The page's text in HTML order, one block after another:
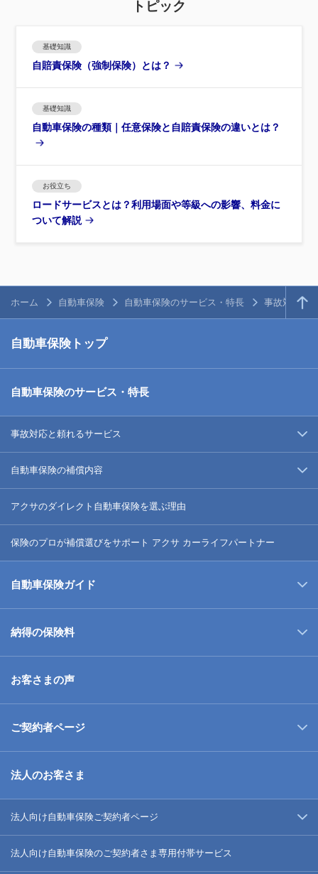
トピック
基礎知識
自賠責保険（強制保険）とは？
基礎知識
自動車保険の種類｜任意保険と自賠責保険の違いとは？
お役立ち
ロードサービスとは？利用場面や等級への影響、料金に
ついて解説
ホーム 自動車保険 自動車保険のサービス・特長 事故対応と
自動車保険トップ
自動車保険のサービス・特長
事故対応と頼れるサービス
自動車保険の補償内容
アクサのダイレクト自動車保険を選ぶ理由
保険のプロが補償選びをサポート アクサ カーライフパートナー
自動車保険ガイド
納得の保険料
お客さまの声
ご契約者ページ
法人のお客さま
法人向け自動車保険ご契約者ページ
法人向け自動車保険のご契約者さま専用付帯サービス